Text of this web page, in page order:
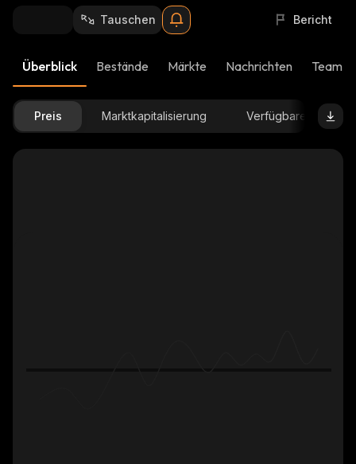
Tauschen Bericht
Überblick Bestände Märkte Nachrichten Team-
Preis Marktkapitalisierung Verfügbare Menge